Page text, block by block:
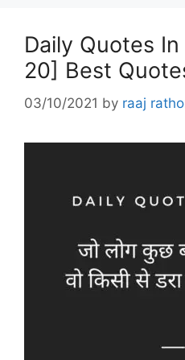
Daily Quotes
20] Best
03/10/2021 by raaj